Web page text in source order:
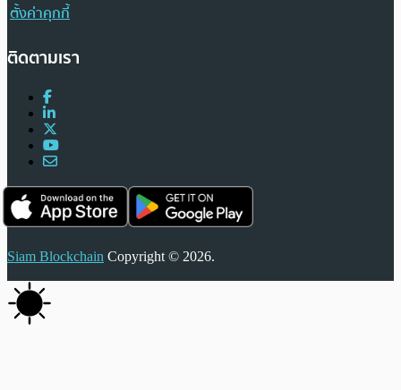
ตั้งค่าคุกกี้
ติดตามเรา
Siam Blockchain Copyright © 2026.